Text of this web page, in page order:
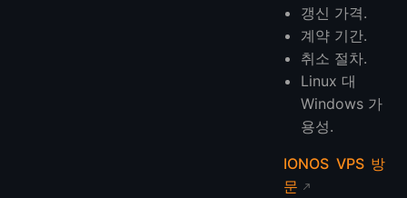
갱신 가격.
계약 기간.
취소 절차.
Linux 대
Windows 가
용성.
IONOS VPS 방
문